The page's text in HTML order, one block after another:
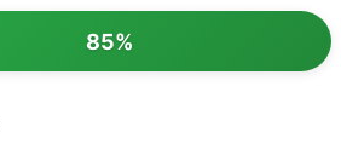
85%